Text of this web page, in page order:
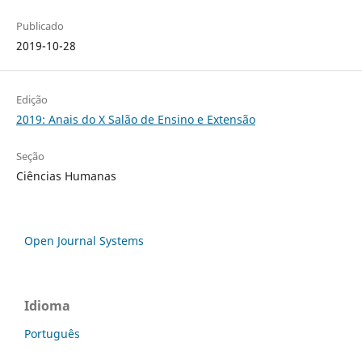
Publicado
2019-10-28
Edição
2019: Anais do X Salão de Ensino e Extensão
Seção
Ciências Humanas
Open Journal Systems
Idioma
Português